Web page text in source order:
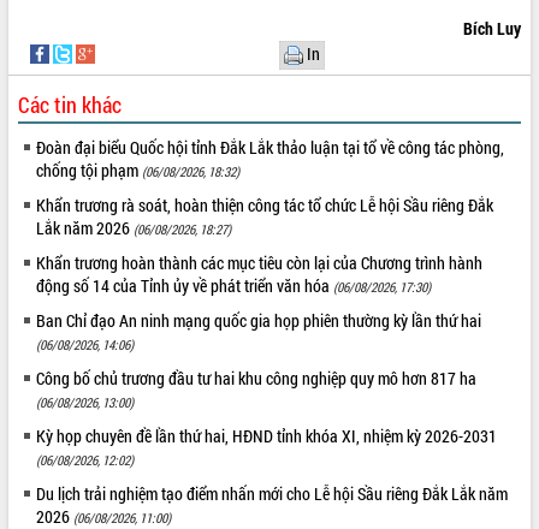
Bích Luy
In
Các tin khác
Đoàn đại biểu Quốc hội tỉnh Đắk Lắk thảo luận tại tổ về công tác phòng,
chống tội phạm (06/08/2026, 18:32)
Khẩn trương rà soát, hoàn thiện công tác tổ chức Lễ hội Sầu riêng Đắk
Lắk năm 2026 (06/08/2026, 18:27)
Khẩn trương hoàn thành các mục tiêu còn lại của Chương trình hành
động số 14 của Tỉnh ủy về phát triển văn hóa (06/08/2026, 17:30)
Ban Chỉ đạo An ninh mạng quốc gia họp phiên thường kỳ lần thứ hai
(06/08/2026, 14:06)
Công bố chủ trương đầu tư hai khu công nghiệp quy mô hơn 817 ha
(06/08/2026, 13:00)
Kỳ họp chuyên đề lần thứ hai, HĐND tỉnh khóa XI, nhiệm kỳ 2026-2031
(06/08/2026, 12:02)
Du lịch trải nghiệm tạo điểm nhấn mới cho Lễ hội Sầu riêng Đắk Lắk năm
2026 (06/08/2026, 11:00)